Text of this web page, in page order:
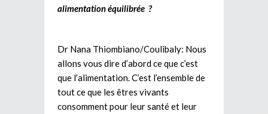
alimentation équilibrée ?
Dr Nana Thiombiano/Coulibaly: Nous
allons vous dire d’abord ce que c’est
que l’alimentation. C’est l’ensemble de
tout ce que les êtres vivants
consomment pour leur santé et leur